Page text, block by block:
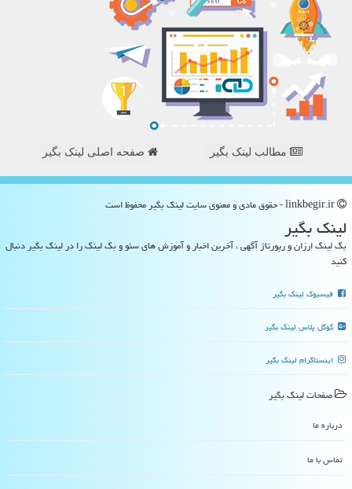
مطالب لینک بگیر صفحه اصلی لینک بگیر
لینك بگیر
بک لینک ارزان و رپورتاژ آگهی ، آخرین اخبار و آموزش های سئو و بک لینک را در لینک بگیر دنبال
کنید
فیسبوک لینک بگیر
گوگل پلاس لینک بگیر
اینستاگرام لینک بگیر
صفحات لینك بگیر
درباره ما
تماس با ما